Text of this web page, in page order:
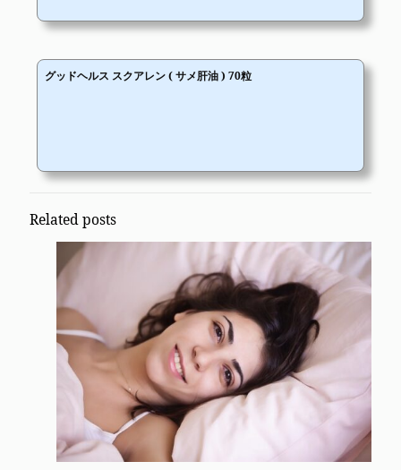
グッドヘルス スクアレン ( サメ肝油 ) 70粒
Related posts